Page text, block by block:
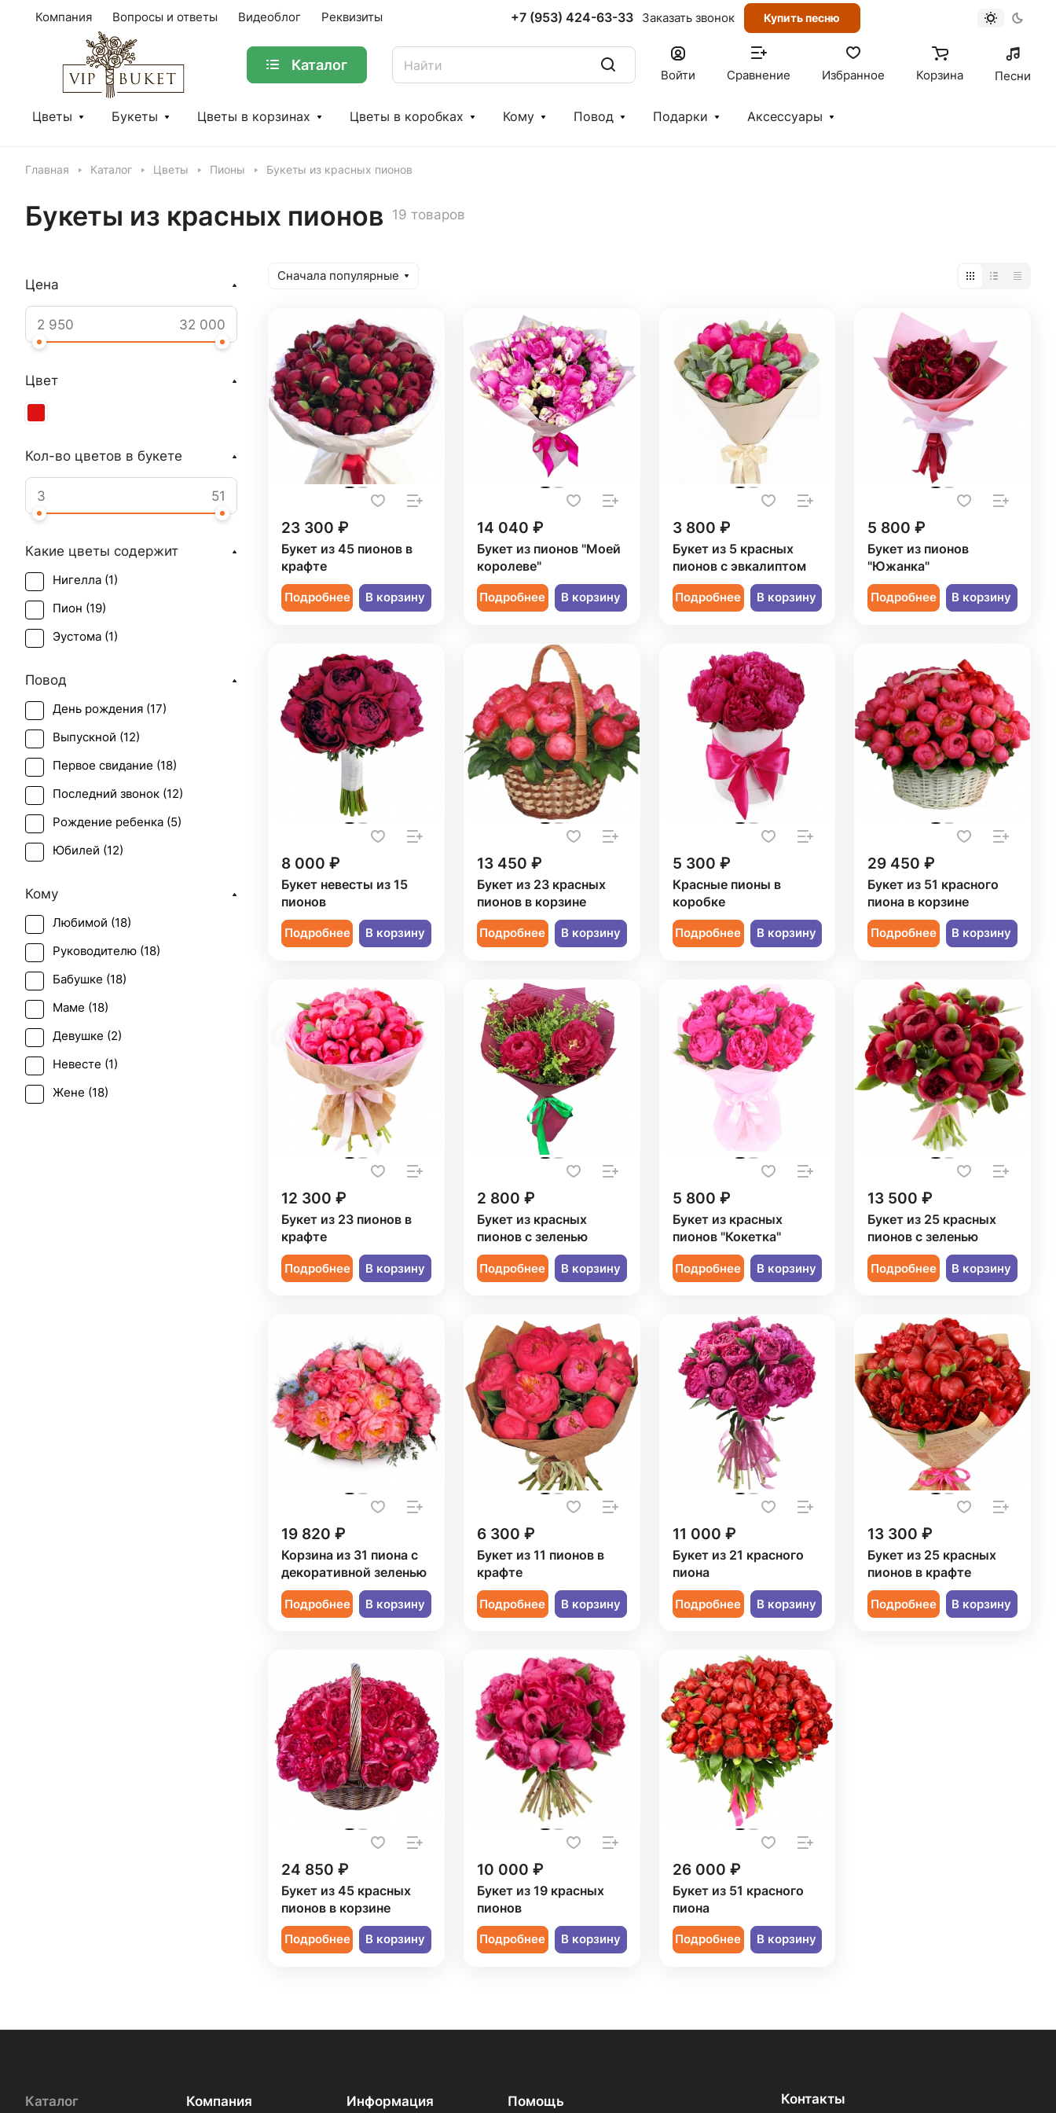
Компания Вопросы и ответы Видеоблог Реквизиты +7 (953) 424-63-33 Заказать звонок Купить песню
Каталог
Войти Сравнение Избранное Корзина Песни
Цветы Букеты Цветы в корзинах Цветы в коробках Кому Повод Подарки Аксессуары
Главная Каталог Цветы Пионы Букеты из красных пионов
Букеты из красных пионов 19 товаров
Сначала популярные
23 300 ₽
Букет из 45 пионов в
крафте
Подробнее В корзину
14 040 ₽
Букет из пионов "Моей
королеве"
Подробнее В корзину
3 800 ₽
Букет из 5 красных
пионов с эвкалиптом
Подробнее В корзину
5 800 ₽
Букет из пионов
"Южанка"
Подробнее В корзину
8 000 ₽
Букет невесты из 15
пионов
Подробнее В корзину
13 450 ₽
Букет из 23 красных
пионов в корзине
Подробнее В корзину
5 300 ₽
Красные пионы в
коробке
Подробнее В корзину
29 450 ₽
Букет из 51 красного
пиона в корзине
Подробнее В корзину
12 300 ₽
Букет из 23 пионов в
крафте
Подробнее В корзину
2 800 ₽
Букет из красных
пионов с зеленью
Подробнее В корзину
5 800 ₽
Букет из красных
пионов "Кокетка"
Подробнее В корзину
13 500 ₽
Букет из 25 красных
пионов с зеленью
Подробнее В корзину
19 820 ₽
Корзина из 31 пиона с
декоративной зеленью
Подробнее В корзину
6 300 ₽
Букет из 11 пионов в
крафте
Подробнее В корзину
11 000 ₽
Букет из 21 красного
пиона
Подробнее В корзину
13 300 ₽
Букет из 25 красных
пионов в крафте
Подробнее В корзину
24 850 ₽
Букет из 45 красных
пионов в корзине
Подробнее В корзину
10 000 ₽
Букет из 19 красных
пионов
Подробнее В корзину
26 000 ₽
Букет из 51 красного
пиона
Подробнее В корзину
Цена
Цвет
Кол-во цветов в букете
Какие цветы содержит
Нигелла (1)
Пион (19)
Эустома (1)
Повод
День рождения (17)
Выпускной (12)
Первое свидание (18)
Последний звонок (12)
Рождение ребенка (5)
Юбилей (12)
Кому
Любимой (18)
Руководителю (18)
Бабушке (18)
Маме (18)
Девушке (2)
Невесте (1)
Жене (18)
Каталог Компания Информация Помощь Контакты